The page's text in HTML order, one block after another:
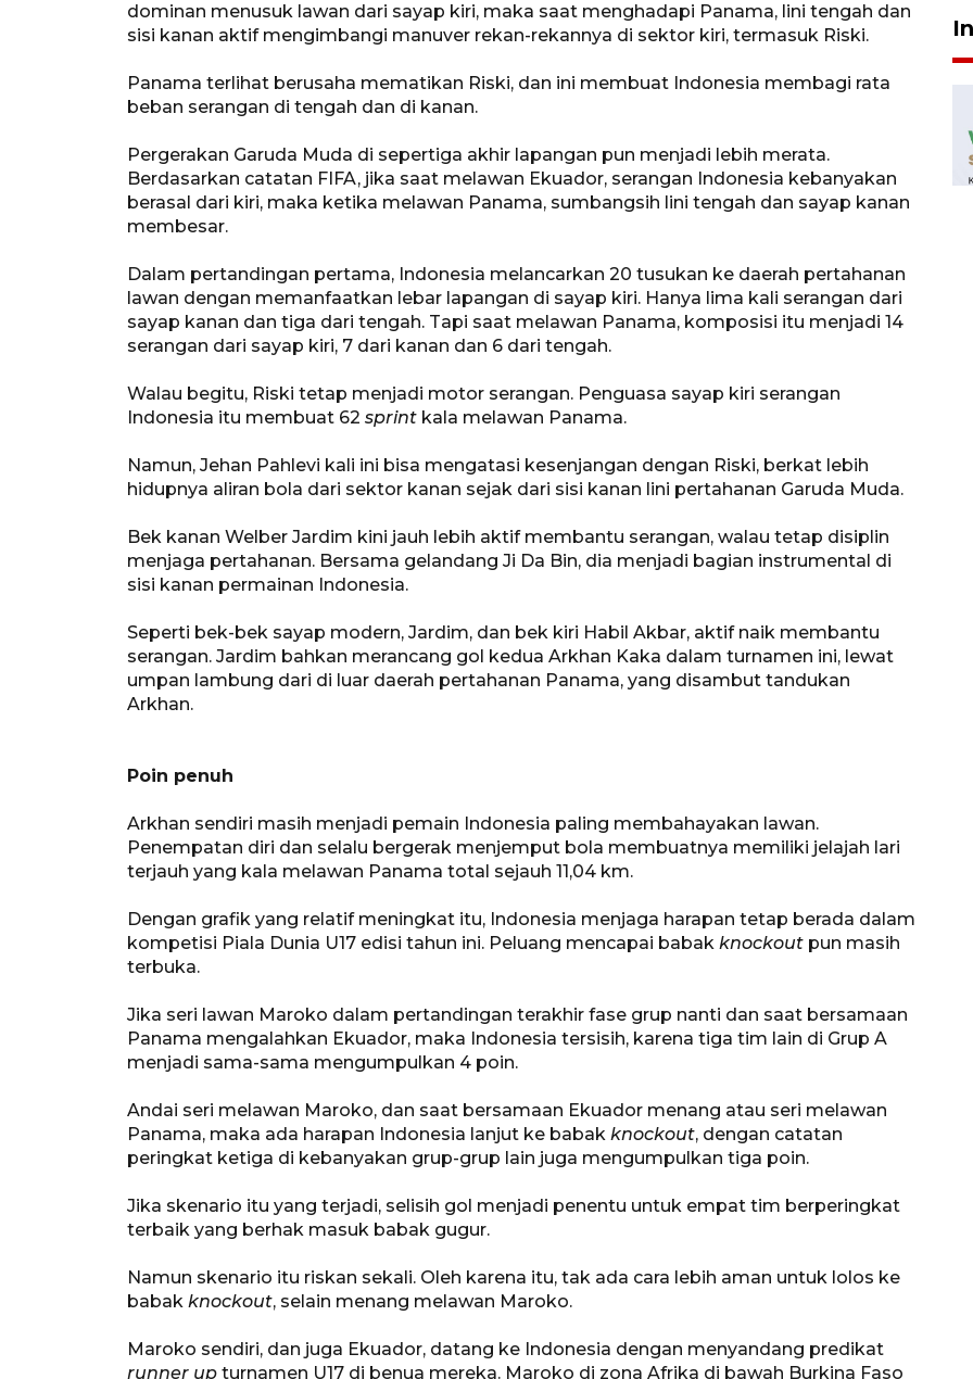
dominan menusuk lawan dari sayap kiri, maka saat menghadapi Panama, lini tengah dan
sisi kanan aktif mengimbangi manuver rekan-rekannya di sektor kiri, termasuk Riski.
Panama terlihat berusaha mematikan Riski, dan ini membuat Indonesia membagi rata
beban serangan di tengah dan di kanan.
Pergerakan Garuda Muda di sepertiga akhir lapangan pun menjadi lebih merata.
Berdasarkan catatan FIFA, jika saat melawan Ekuador, serangan Indonesia kebanyakan
berasal dari kiri, maka ketika melawan Panama, sumbangsih lini tengah dan sayap kanan
membesar.
Dalam pertandingan pertama, Indonesia melancarkan 20 tusukan ke daerah pertahanan
lawan dengan memanfaatkan lebar lapangan di sayap kiri. Hanya lima kali serangan dari
sayap kanan dan tiga dari tengah. Tapi saat melawan Panama, komposisi itu menjadi 14
serangan dari sayap kiri, 7 dari kanan dan 6 dari tengah.
Walau begitu, Riski tetap menjadi motor serangan. Penguasa sayap kiri serangan
Indonesia itu membuat 62 sprint kala melawan Panama.
Namun, Jehan Pahlevi kali ini bisa mengatasi kesenjangan dengan Riski, berkat lebih
hidupnya aliran bola dari sektor kanan sejak dari sisi kanan lini pertahanan Garuda Muda.
Bek kanan Welber Jardim kini jauh lebih aktif membantu serangan, walau tetap disiplin
menjaga pertahanan. Bersama gelandang Ji Da Bin, dia menjadi bagian instrumental di
sisi kanan permainan Indonesia.
Seperti bek-bek sayap modern, Jardim, dan bek kiri Habil Akbar, aktif naik membantu
serangan. Jardim bahkan merancang gol kedua Arkhan Kaka dalam turnamen ini, lewat
umpan lambung dari di luar daerah pertahanan Panama, yang disambut tandukan
Arkhan.
Poin penuh
Arkhan sendiri masih menjadi pemain Indonesia paling membahayakan lawan.
Penempatan diri dan selalu bergerak menjemput bola membuatnya memiliki jelajah lari
terjauh yang kala melawan Panama total sejauh 11,04 km.
Dengan grafik yang relatif meningkat itu, Indonesia menjaga harapan tetap berada dalam
kompetisi Piala Dunia U17 edisi tahun ini. Peluang mencapai babak knockout pun masih
terbuka.
Jika seri lawan Maroko dalam pertandingan terakhir fase grup nanti dan saat bersamaan
Panama mengalahkan Ekuador, maka Indonesia tersisih, karena tiga tim lain di Grup A
menjadi sama-sama mengumpulkan 4 poin.
Andai seri melawan Maroko, dan saat bersamaan Ekuador menang atau seri melawan
Panama, maka ada harapan Indonesia lanjut ke babak knockout, dengan catatan
peringkat ketiga di kebanyakan grup-grup lain juga mengumpulkan tiga poin.
Jika skenario itu yang terjadi, selisih gol menjadi penentu untuk empat tim berperingkat
terbaik yang berhak masuk babak gugur.
Namun skenario itu riskan sekali. Oleh karena itu, tak ada cara lebih aman untuk lolos ke
babak knockout, selain menang melawan Maroko.
Maroko sendiri, dan juga Ekuador, datang ke Indonesia dengan menyandang predikat
runner up turnamen U17 di benua mereka. Maroko di zona Afrika di bawah Burkina Faso